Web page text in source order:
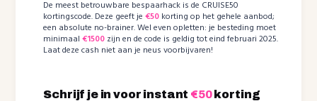
De meest betrouwbare bespaarhack is de CRUISE50
kortingscode. Deze geeft je€50 korting op het gehele aanbod;
een absolute no-brainer. Wel even opletten: je besteding moet
minimaal€1500 zijn en de code is geldig tot eind februari 2025.
Laat deze cash niet aan je neus voorbijvaren!
Schrijf je in voor instant €50korting